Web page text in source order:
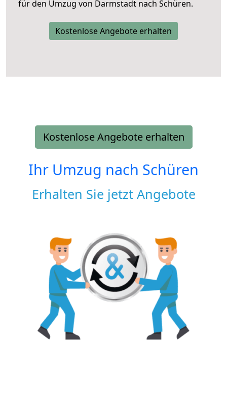
für den Umzug von Darmstadt nach Schüren.
Kostenlose Angebote erhalten
Kostenlose Angebote erhalten
Ihr Umzug nach Schüren
Erhalten Sie jetzt Angebote